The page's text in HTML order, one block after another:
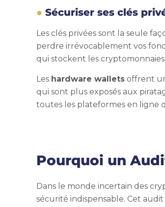
Sécuriser ses clés
Les clés privées sont la seule
perdre irrévocablement vos
qui stockent les
Les hardware wallets offrent
qui sont plus exposés aux
toutes les plateformes en ligne
Pourquoi un
Dans le monde incertain des
sécurité indispensable. Cet